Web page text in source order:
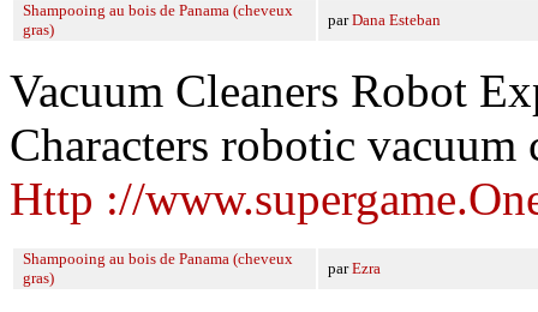
Shampooing au bois de Panama (cheveux
gras)
parDana Esteban
Vacuum Cleaners Robot
Characters robotic vacuum
Http ://
Shampooing au bois de Panama (cheveux
gras)
parEzra